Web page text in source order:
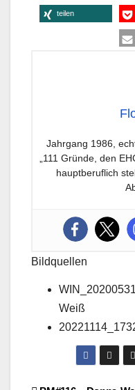
teilen
Jahrgang 1986,
„111 Gründe, den
hauptberuflich
Bildquellen
Weiß